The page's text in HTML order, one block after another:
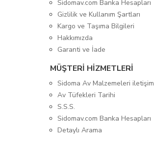
Sidomav.com Banka Hesapları
Gizlilik ve Kullanım Şartları
Kargo ve Taşıma Bilgileri
Hakkımızda
Garanti ve İade
MÜŞTERİ HİZMETLERİ
Sidoma Av Malzemeleri iletişim
Av Tüfekleri Tarihi
S.S.S.
Sidomav.com Banka Hesapları
Detaylı Arama